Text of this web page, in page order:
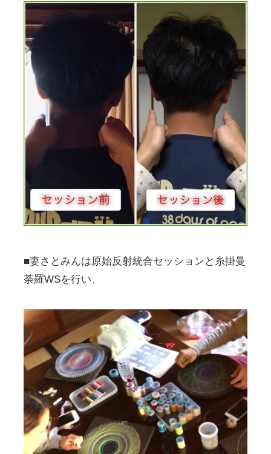
■妻さとみんは原始反射統合セッションと糸掛曼
荼羅WSを行い、